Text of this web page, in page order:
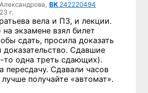
ВК 242220494
г.
вела и ПЗ, и лекции.
на экзамене взял билет
сдать, просила доказать
Сдавшие
то одна треть сдающих).
пересдачу. Сдавали часов
получайте «автомат».